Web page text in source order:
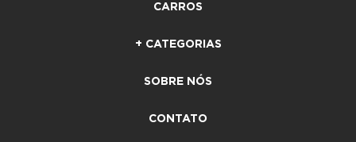
CARROS
+ CATEGORIAS
SOBRE NÓS
CONTATO